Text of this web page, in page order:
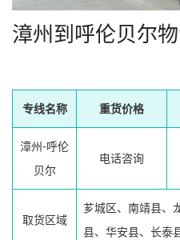
漳州到呼伦贝尔
专线名称 重货价格
漳州-呼伦
贝尔
电话咨询
取货区域
芗城区、南靖县、
县、华安县、长泰